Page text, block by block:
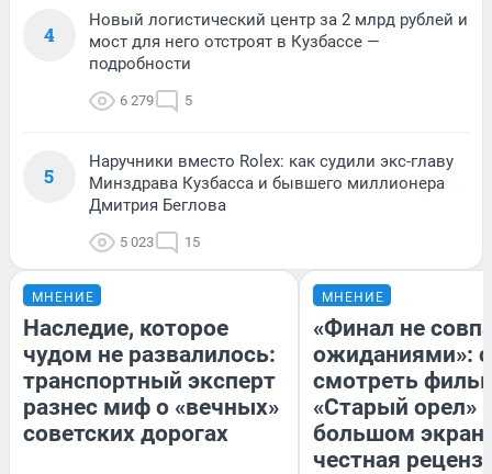
4
Новый логистический центр за 2 млрд рублей и
мост для него отстроят в Кузбассе —
подробности
6 279 5
5
Наручники вместо Rolex: как судили экс-главу
Минздрава Кузбасса и бывшего миллионера
Дмитрия Беглова
5 023 15
МНЕНИЕ
Наследие, которое
чудом не развалилось:
транспортный эксперт
разнес миф о «вечных»
советских дорогах
МНЕНИЕ
«Финал не
ожиданиями»:
смотреть
«Старый орел»
большом
честная